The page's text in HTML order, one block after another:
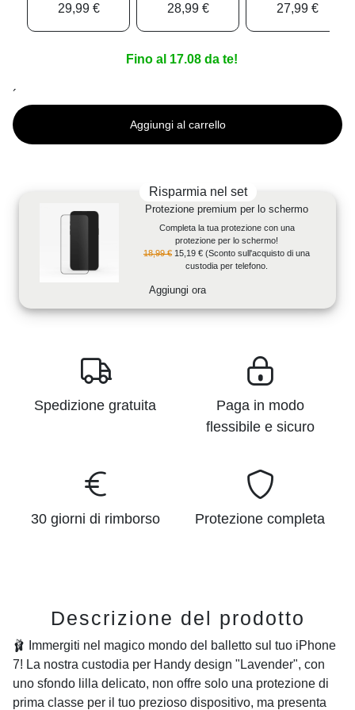
29,99 €
28,99 €
27,99 €
Fino al 17.08 da te!
´
Aggiungi al carrello
Risparmia nel set
Protezione premium per lo schermo
Completa la tua protezione con una
protezione per lo schermo!
18,99 € 15,19 € (Sconto sull'acquisto di una
custodia per telefono.
Aggiungi ora
Spedizione gratuita
Paga in modo
flessibile e sicuro
30 giorni di rimborso Protezione completa
Descrizione del prodotto
🩰 Immergiti nel magico mondo del balletto sul tuo iPhone
7! La nostra custodia per Handy design "Lavender", con
uno sfondo lilla delicato, non offre solo una protezione di
prima classe per il tuo prezioso dispositivo, ma presenta